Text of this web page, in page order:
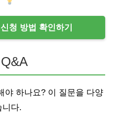
청 방법 확인하기
야 하나요? 이 질문을 다양
니다.